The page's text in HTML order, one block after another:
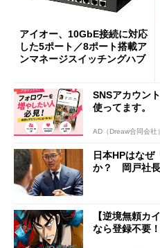
アイオー、10GbE接続に対応
した5ポート／8ポート搭載ア
ンマネージスイッチングハブ
SNSアカウン
使ってます。
AD（Dreaw合同会社）
日本HPはな
か？ 岡戸社
【逆境無頼カ
なら登録不要！